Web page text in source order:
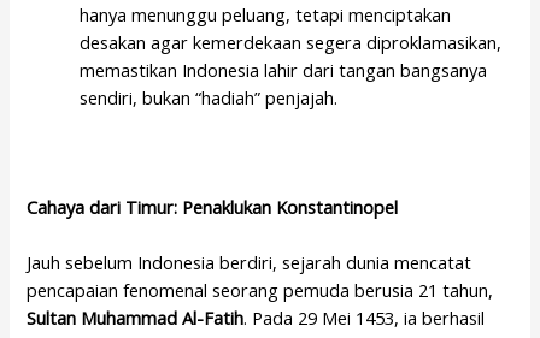
hanya menunggu peluang, tetapi menciptakan
desakan agar kemerdekaan segera diproklamasikan,
memastikan Indonesia lahir dari tangan bangsanya
sendiri, bukan “hadiah” penjajah.
Cahaya dari Timur: Penaklukan Konstantinopel
Jauh sebelum Indonesia berdiri, sejarah dunia mencatat
pencapaian fenomenal seorang pemuda berusia 21 tahun,
Sultan Muhammad Al-Fatih. Pada 29 Mei 1453, ia berhasil